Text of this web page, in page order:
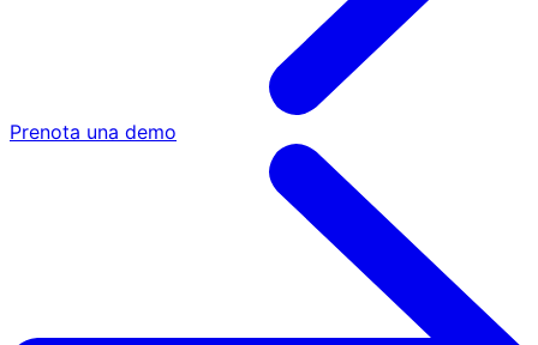
Prenota una demo